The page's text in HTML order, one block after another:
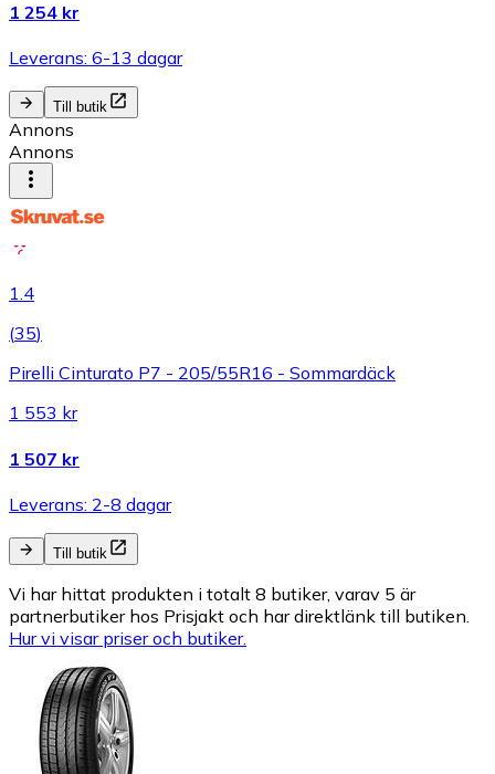
1 254 kr
Leverans: 6-13 dagar
Till butik
Annons
Annons
1.4
(35)
Pirelli Cinturato P7 - 205/55R16 - Sommardäck
1 553 kr
1 507 kr
Leverans: 2-8 dagar
Till butik
Vi har hittat produkten i totalt 8 butiker, varav 5 är
partnerbutiker hos Prisjakt och har direktlänk till butiken.
Hur vi visar priser och butiker.